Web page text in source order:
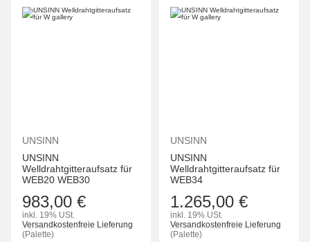
UNSINN
UNSINN
Welldrahtgitteraufsatz für
WEB20 WEB30
983,00 €
inkl. 19% USt.
Versandkostenfreie Lieferung
(Palette)
UNSINN
UNSINN
Welldrahtgitteraufsatz für
WEB34
1.265,00 €
inkl. 19% USt.
Versandkostenfreie Lieferung
(Palette)